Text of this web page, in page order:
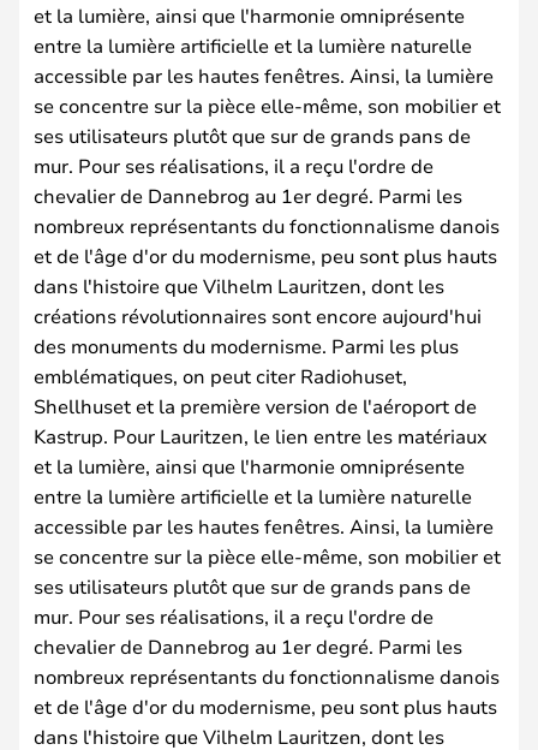
et la lumière, ainsi que l'harmonie omniprésente
entre la lumière artificielle et la lumière naturelle
accessible par les hautes fenêtres. Ainsi, la lumière
se concentre sur la pièce elle-même, son mobilier et
ses utilisateurs plutôt que sur de grands pans de
mur. Pour ses réalisations, il a reçu l'ordre de
chevalier de Dannebrog au 1er degré. Parmi les
nombreux représentants du fonctionnalisme danois
et de l'âge d'or du modernisme, peu sont plus hauts
dans l'histoire que Vilhelm Lauritzen, dont les
créations révolutionnaires sont encore aujourd'hui
des monuments du modernisme. Parmi les plus
emblématiques, on peut citer Radiohuset,
Shellhuset et la première version de l'aéroport de
Kastrup. Pour Lauritzen, le lien entre les matériaux
et la lumière, ainsi que l'harmonie omniprésente
entre la lumière artificielle et la lumière naturelle
accessible par les hautes fenêtres. Ainsi, la lumière
se concentre sur la pièce elle-même, son mobilier et
ses utilisateurs plutôt que sur de grands pans de
mur. Pour ses réalisations, il a reçu l'ordre de
chevalier de Dannebrog au 1er degré. Parmi les
nombreux représentants du fonctionnalisme danois
et de l'âge d'or du modernisme, peu sont plus hauts
dans l'histoire que Vilhelm Lauritzen, dont les